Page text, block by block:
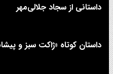
داستانی از سجاد جلالی‌مهر
داستان کوتاه «ژاکت سبز و